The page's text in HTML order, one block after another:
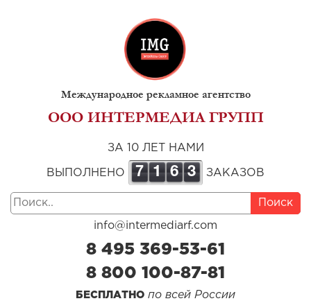
Международное рекламное агентство
ООО ИНТЕРМЕДИА ГРУПП
ЗА 10 ЛЕТ НАМИ
ВЫПОЛНЕНО 7 1 6 3 ЗАКАЗОВ
Поиск
info@intermediarf.com
8 495 369-53-61
8 800 100-87-81
БЕСПЛАТНО по всей России